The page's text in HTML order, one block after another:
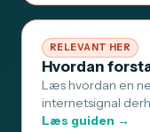
RELEVANT HER
Hvordan
Læs hvordan en
internetsignal
Læs guiden →